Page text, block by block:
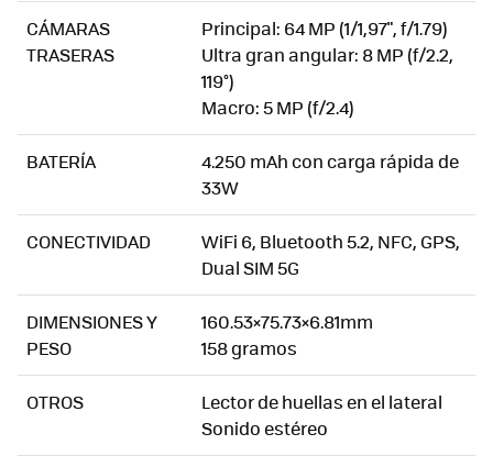
CÁMARAS
TRASERAS
Principal: 64 MP (1/1,97", f/1.79)
Ultra gran angular: 8 MP (f/2.2,
119°)
Macro: 5 MP (f/2.4)
BATERÍA
4.250 mAh con carga rápida de
33W
CONECTIVIDAD
WiFi 6, Bluetooth 5.2, NFC, GPS,
Dual SIM 5G
DIMENSIONES Y
PESO
160.53×75.73×6.81mm
158 gramos
OTROS
Lector de huellas en el lateral
Sonido estéreo